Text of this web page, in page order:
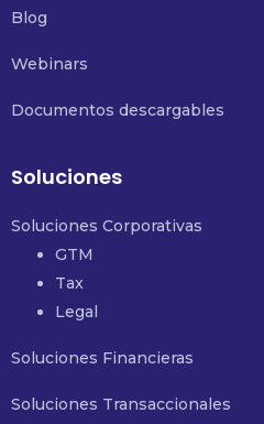
Blog
Webinars
Documentos descargables
Soluciones
Soluciones Corporativas
GTM
Tax
Legal
Soluciones Financieras
Soluciones Transaccionales